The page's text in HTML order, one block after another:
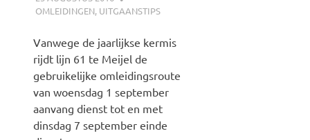
OMLEIDINGEN, UITGAANSTIPS
Vanwege de jaarlijkse kermis
rijdt lijn 61 te Meijel de
gebruikelijke omleidingsroute
van woensdag 1 september
aanvang dienst tot en met
dinsdag 7 september einde